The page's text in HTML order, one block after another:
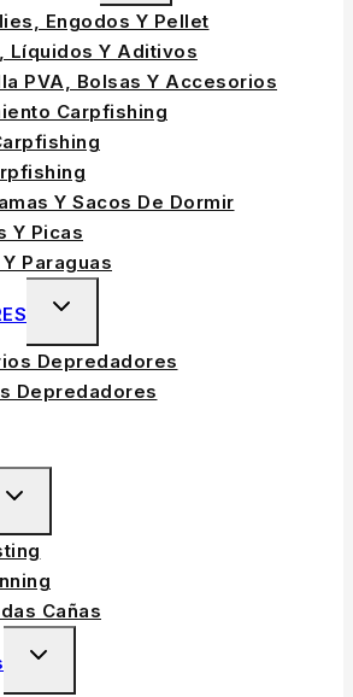
MENU
Engodos Y Pellet
Líquidos Y Aditivos
PVA, Bolsas Y Accesorios
Carpfishing
Y Sacos De Dormir
Y Picas
Paraguas
TOGGLE
MENU
Depredadores
Depredadores
TOGGLE
Cañas
TOGGLE